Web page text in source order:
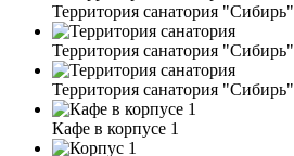
Территория санатория "Сибирь"
Территория санатория "Сибирь"
Территория санатория "Сибирь"
Кафе в корпусе 1